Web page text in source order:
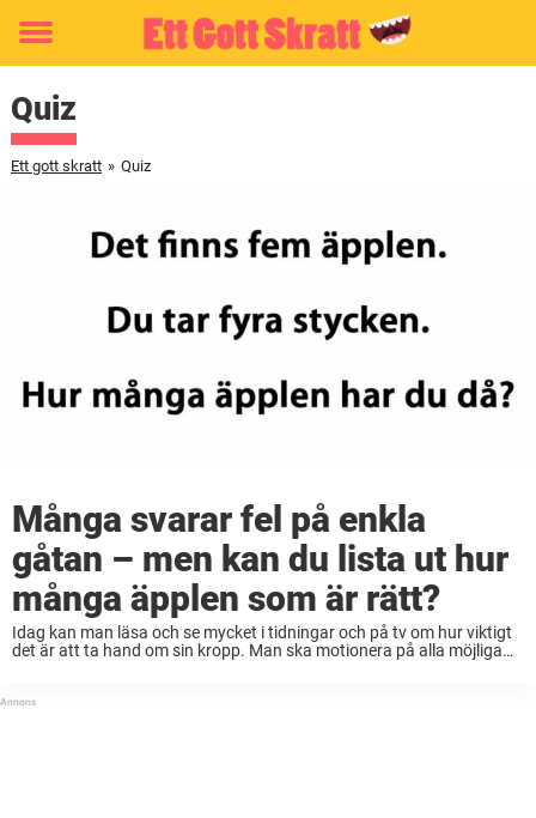
Toggle
Quiz
Ett gott skratt » Quiz
Många svarar fel på enkla
gåtan – men kan du lista ut hur
många äpplen som är rätt?
Idag kan man läsa och se mycket i tidningar och på tv om hur viktigt
det är att ta hand om sin kropp. Man ska motionera på alla möjliga